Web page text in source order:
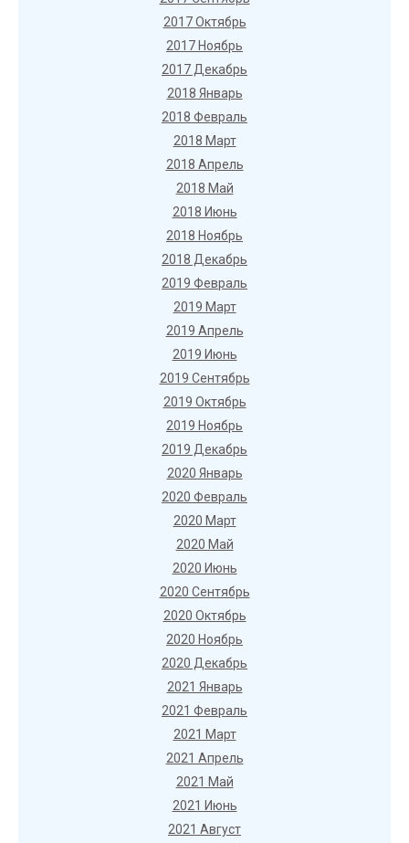
2017 Октябрь
2017 Ноябрь
2017 Декабрь
2018 Январь
2018 Февраль
2018 Март
2018 Апрель
2018 Май
2018 Июнь
2018 Ноябрь
2018 Декабрь
2019 Февраль
2019 Март
2019 Апрель
2019 Июнь
2019 Сентябрь
2019 Октябрь
2019 Ноябрь
2019 Декабрь
2020 Январь
2020 Февраль
2020 Март
2020 Май
2020 Июнь
2020 Сентябрь
2020 Октябрь
2020 Ноябрь
2020 Декабрь
2021 Январь
2021 Февраль
2021 Март
2021 Апрель
2021 Май
2021 Июнь
2021 Август